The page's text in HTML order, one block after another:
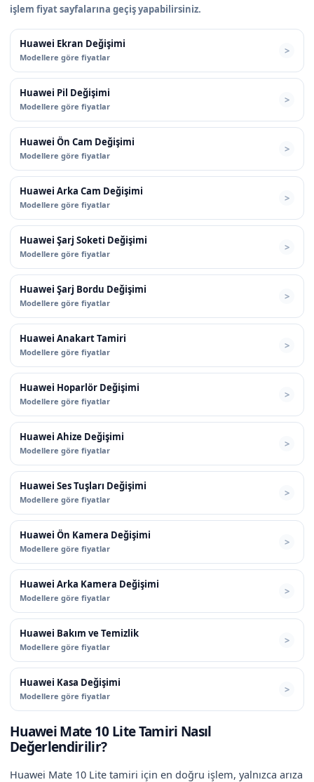
işlem fiyat sayfalarına geçiş yapabilirsiniz.
Huawei Ekran Değişimi
Modellere göre fiyatlar
Huawei Pil Değişimi
Modellere göre fiyatlar
Huawei Ön Cam Değişimi
Modellere göre fiyatlar
Huawei Arka Cam Değişimi
Modellere göre fiyatlar
Huawei Şarj Soketi Değişimi
Modellere göre fiyatlar
Huawei Şarj Bordu Değişimi
Modellere göre fiyatlar
Huawei Anakart Tamiri
Modellere göre fiyatlar
Huawei Hoparlör Değişimi
Modellere göre fiyatlar
Huawei Ahize Değişimi
Modellere göre fiyatlar
Huawei Ses Tuşları Değişimi
Modellere göre fiyatlar
Huawei Ön Kamera Değişimi
Modellere göre fiyatlar
Huawei Arka Kamera Değişimi
Modellere göre fiyatlar
Huawei Bakım ve Temizlik
Modellere göre fiyatlar
Huawei Kasa Değişimi
Modellere göre fiyatlar
Huawei Mate 10 Lite Tamiri Nasıl
Değerlendirilir?
Huawei Mate 10 Lite tamiri için en doğru işlem, yalnızca arıza